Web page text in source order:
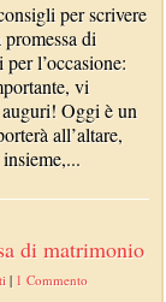
per scrivere
di
l’occasione:
vi
Oggi è un
all’altare,
di matrimonio
| 1 Commento